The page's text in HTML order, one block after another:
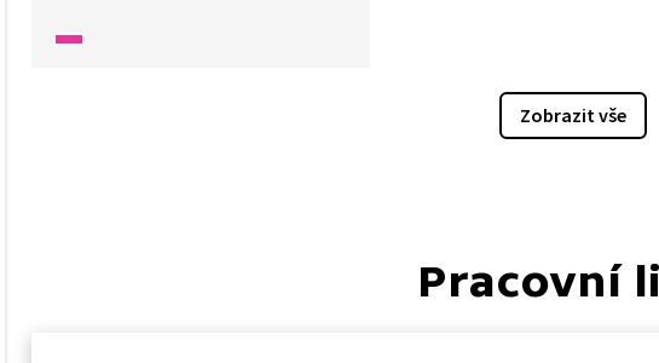
s technologií budoucnosti
Zobrazit vše
Pracovní